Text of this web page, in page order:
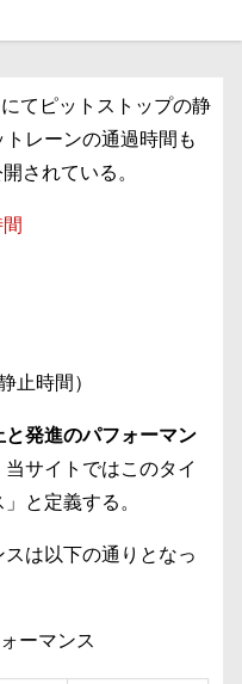
てピットストップの静
レーンの通過時間も
されている。
止時間）
と発進のパフォーマン
サイトではこのタイ
と定義する。
は以下の通りとなっ
ーマンス